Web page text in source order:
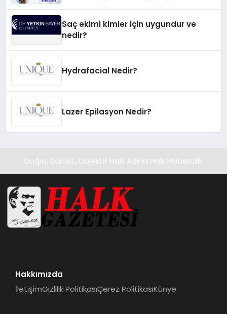
Saç ekimi kimler için uygundur ve
nedir?
Hydrafacial Nedir?
Lazer Epilasyon Nedir?
Doğru, Dürüst, Objektif Halk Adına Halk Habercilik
Hakkımızda
İletişimGizlilik PolitikasıÇerez PolitikasıKünye